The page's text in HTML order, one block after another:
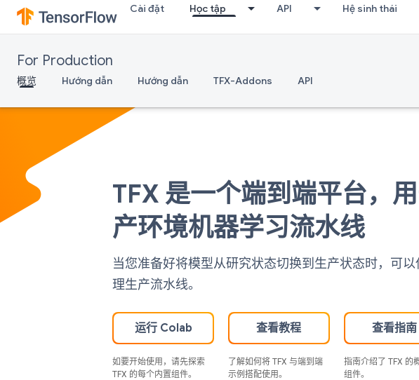
Cài đặt Học tập API Hệ sinh thái
For Production
概览 Hướng dẫn Hướng dẫn TFX-Addons API
TFX 是一个端到端平台，
产环境机器学习流水线
当您准备好将模型从研究状态切换到生产状态时，可以
理生产流水线。
运行 Colab
如要开始使用，请先探索
TFX 的每个内置组件。
查看教程
了解如何将 TFX 与端到端
示例搭配使用。
查看指南
指南介绍了 TFX 的
组件。